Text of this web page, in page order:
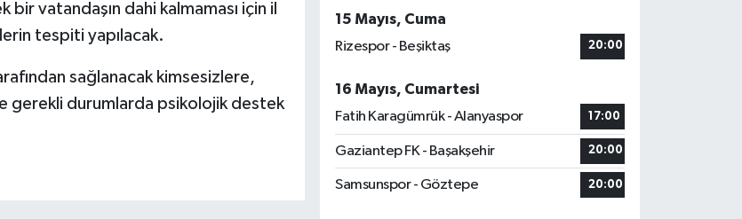
bir vatandaşın dahi kalmaması için il
tespiti yapılacak.
sağlanacak kimsesizlere,
gerekli durumlarda psikolojik destek
15 Mayıs, Cuma
Rizespor - Beşiktaş
20:00
16 Mayıs, Cumartesi
Fatih Karagümrük - Alanyaspor
17:00
Gaziantep FK - Başakşehir 20:00
Samsunspor - Göztepe 20:00